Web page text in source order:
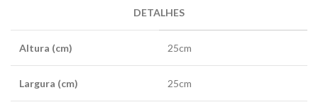
DETALHES
Altura (cm) 25cm
Largura (cm) 25cm